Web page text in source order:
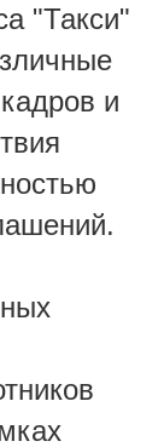
"Такси"
и